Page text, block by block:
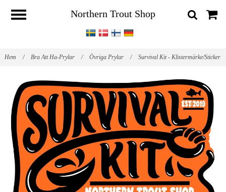
Northern Trout Shop
Hem / Bra Att Ha-Prylar / Övriga Prylar / Survival Kit - Klistermärke/Sticker